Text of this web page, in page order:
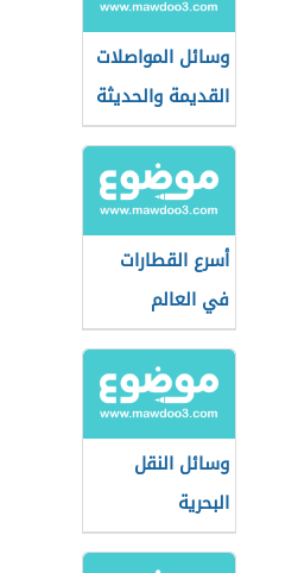
وسائل المواصلات
القديمة والحديثة
أسرع القطارات
في العالم
وسائل النقل
البحرية